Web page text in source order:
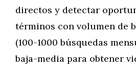
directos y detectar
términos con volumen de
(100-1000 búsquedas
baja-media para obtener